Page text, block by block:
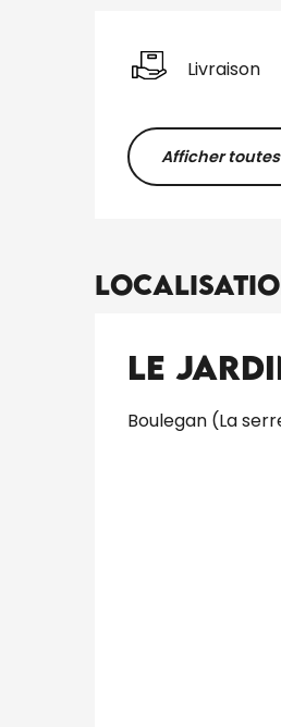
Livraison
Afficher
Le
Boulegan (La